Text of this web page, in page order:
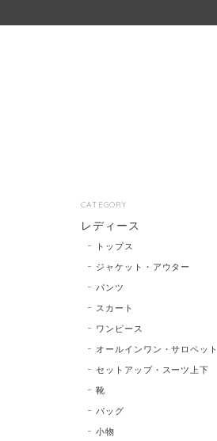
CATEGORY
レディース
トップス
ジャケット・アウター
パンツ
スカート
ワンピース
オールインワン・サロペット
セットアップ・スーツ上下
靴
バッグ
小物